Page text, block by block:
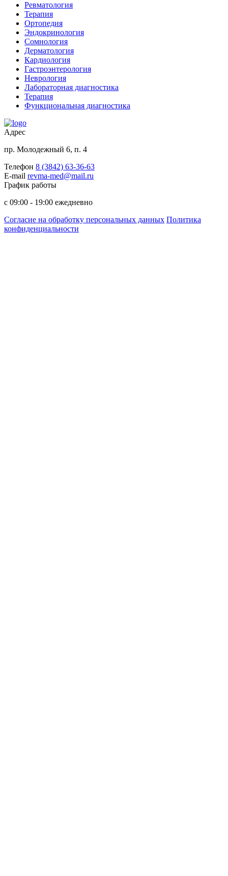
Ревматология
Терапия
Ортопедия
Эндокринология
Сомнология
Дерматология
Кардиология
Гастроэнтерология
Неврология
Лабораторная диагностика
Терапия
Функциональная диагностика
Адрес
пр. Молодежный 6, п. 4
Телефон 8 (3842) 63-36-63
E-mail revma-med@mail.ru
График работы
c 09:00 - 19:00 ежедневно
Согласие на обработку персональных данных Политика
конфиденциальности